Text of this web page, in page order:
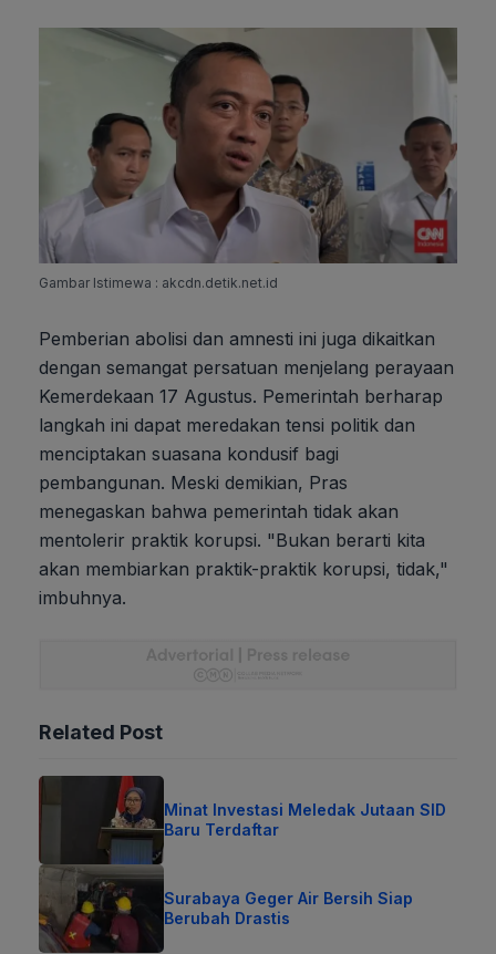
Gambar Istimewa : akcdn.detik.net.id
Pemberian abolisi dan amnesti ini juga dikaitkan
dengan semangat persatuan menjelang perayaan
Kemerdekaan 17 Agustus. Pemerintah berharap
langkah ini dapat meredakan tensi politik dan
menciptakan suasana kondusif bagi
pembangunan. Meski demikian, Pras
menegaskan bahwa pemerintah tidak akan
mentolerir praktik korupsi. "Bukan berarti kita
akan membiarkan praktik-praktik korupsi, tidak,"
imbuhnya.
Related Post
Minat Investasi Meledak Jutaan SID
Baru Terdaftar
Surabaya Geger Air Bersih Siap
Berubah Drastis